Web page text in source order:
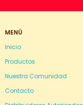
MENÚ
Inicio
Productos
Nuestra Comunidad
Contacto